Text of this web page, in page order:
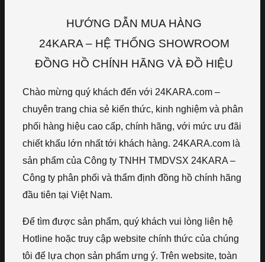
HƯỚNG DẪN MUA HÀNG
24KARA – HỆ THỐNG SHOWROOM
ĐỒNG HỒ CHÍNH HÃNG VÀ ĐỒ HIỆU
Chào mừng quý khách đến với 24KARA.com –
chuyên trang chia sẻ kiến thức, kinh nghiệm và phân
phối hàng hiệu cao cấp, chính hãng, với mức ưu đãi
chiết khấu lớn nhất tới khách hàng. 24KARA.com là
sản phẩm của Công ty TNHH TMDVSX 24KARA –
Công ty phân phối và thẩm định đồng hồ chính hãng
đầu tiên tại Việt Nam.
Để tìm được sản phẩm, quý khách vui lòng liên hệ
Hotline hoặc truy cập website chính thức của chúng
tôi để lựa chọn sản phẩm ưng ý. Trên website, toàn